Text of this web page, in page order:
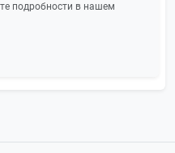
подробности в нашем